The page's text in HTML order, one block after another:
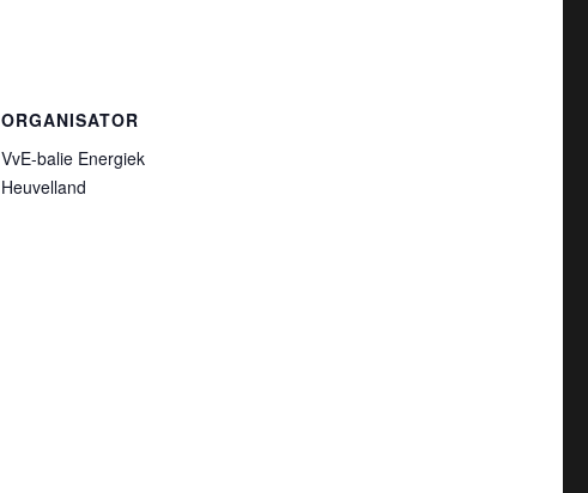
ORGANISATOR
VvE-balie Energiek
Heuvelland